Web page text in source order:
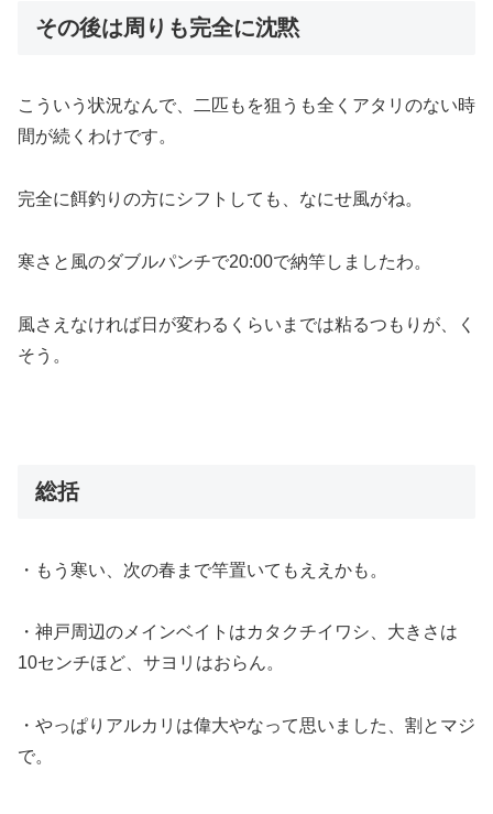
その後は周りも完全に沈黙
こういう状況なんで、二匹もを狙うも全くアタリのない時
間が続くわけです。
完全に餌釣りの方にシフトしても、なにせ風がね。
寒さと風のダブルパンチで20:00で納竿しましたわ。
風さえなければ日が変わるくらいまでは粘るつもりが、く
そう。
総括
・もう寒い、次の春まで竿置いてもええかも。
・神戸周辺のメインベイトはカタクチイワシ、大きさは
10センチほど、サヨリはおらん。
・やっぱりアルカリは偉大やなって思いました、割とマジ
で。